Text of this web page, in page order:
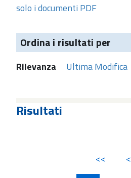
solo i documenti PDF
Ordina i risultati per
Rilevanza Ultima Modifica
Risultati
<< <